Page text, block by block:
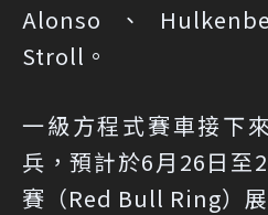
Alonso、
Stroll。
一級方程式賽車接下
兵，預計於6月26日至
賽（Red Bull Ring）展